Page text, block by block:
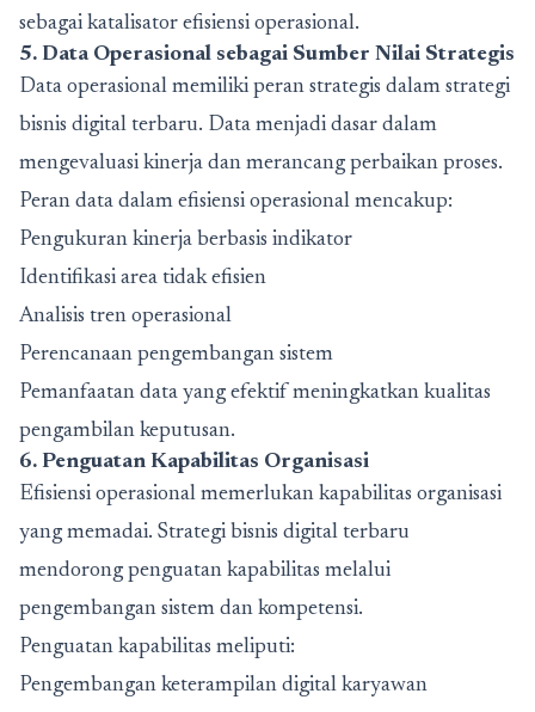
sebagai katalisator efisiensi operasional.
5. Data Operasional sebagai Sumber Nilai Strategis
Data operasional memiliki peran strategis dalam strategi
bisnis digital terbaru. Data menjadi dasar dalam
mengevaluasi kinerja dan merancang perbaikan proses.
Peran data dalam efisiensi operasional mencakup:
Pengukuran kinerja berbasis indikator
Identifikasi area tidak efisien
Analisis tren operasional
Perencanaan pengembangan sistem
Pemanfaatan data yang efektif meningkatkan kualitas
pengambilan keputusan.
6. Penguatan Kapabilitas Organisasi
Efisiensi operasional memerlukan kapabilitas organisasi
yang memadai. Strategi bisnis digital terbaru
mendorong penguatan kapabilitas melalui
pengembangan sistem dan kompetensi.
Penguatan kapabilitas meliputi:
Pengembangan keterampilan digital karyawan